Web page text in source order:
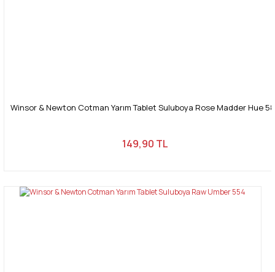
Winsor & Newton Cotman Yarım Tablet Suluboya Rose Madder Hue
149,90 TL